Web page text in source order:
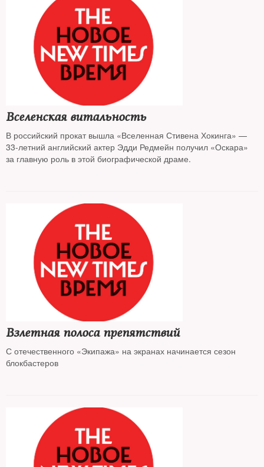
Вселенская витальность
В российский прокат вышла «Вселенная Стивена Хокинга» —
33-летний английский актер Эдди Редмейн получил «Оскара»
за главную роль в этой биографической драме.
Взлетная полоса препятствий
С отечественного «Экипажа» на экранах начинается сезон
блокбастеров